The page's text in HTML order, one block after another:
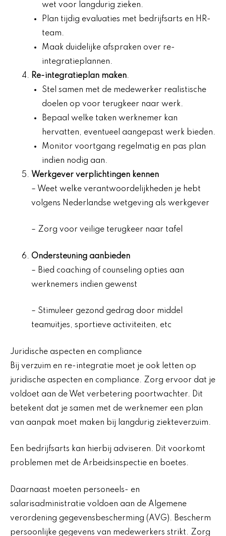
wet voor langdurig zieken.
Plan tijdig evaluaties met bedrijfsarts en HR-
team.
Maak duidelijke afspraken over re-
integratieplannen.
Re-integratieplan maken.
Stel samen met de medewerker realistische
doelen op voor terugkeer naar werk.
Bepaal welke taken werknemer kan
hervatten, eventueel aangepast werk bieden.
Monitor voortgang regelmatig en pas plan
indien nodig aan.
Werkgever verplichtingen kennen
– Weet welke verantwoordelijkheden je hebt
volgens Nederlandse wetgeving als werkgever
– Zorg voor veilige terugkeer naar tafel
Ondersteuning aanbieden
– Bied coaching of counseling opties aan
werknemers indien gewenst
– Stimuleer gezond gedrag door middel
teamuitjes, sportieve activiteiten, etc
Juridische aspecten en compliance
Bij verzuim en re-integratie moet je ook letten op
juridische aspecten en compliance. Zorg ervoor dat je
voldoet aan de Wet verbetering poortwachter. Dit
betekent dat je samen met de werknemer een plan
van aanpak moet maken bij langdurig ziekteverzuim.
Een bedrijfsarts kan hierbij adviseren. Dit voorkomt
problemen met de Arbeidsinspectie en boetes.
Daarnaast moeten personeels- en
salarisadministratie voldoen aan de Algemene
verordening gegevensbescherming (AVG). Bescherm
persoonlijke gegevens van medewerkers strikt. Zorg